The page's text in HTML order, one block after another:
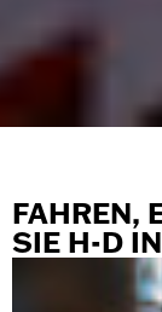
FAHREN,
SIE H-D